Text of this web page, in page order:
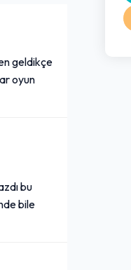
geldikçe
oyun
bu
bile